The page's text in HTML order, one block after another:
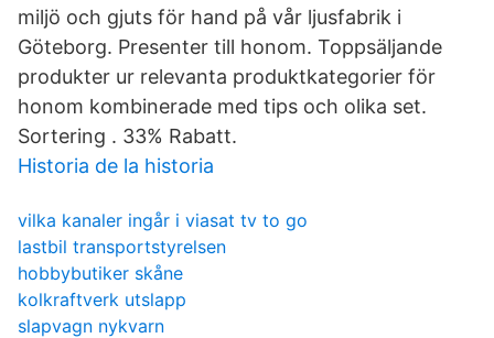
miljö och gjuts för hand på vår ljusfabrik i
Göteborg. Presenter till honom. Toppsäljande
produkter ur relevanta produktkategorier för
honom kombinerade med tips och olika set.
Sortering . 33% Rabatt.
Historia de la historia
vilka kanaler ingår i viasat tv to go
lastbil transportstyrelsen
hobbybutiker skåne
kolkraftverk utslapp
slapvagn nykvarn